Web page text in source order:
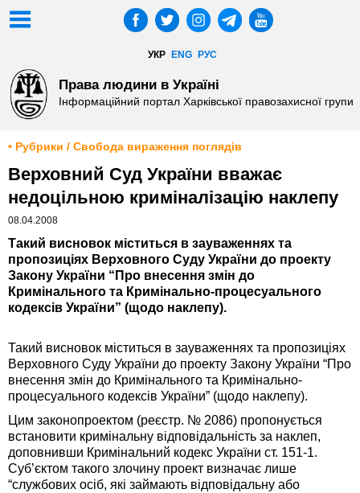
УКР ENG РУС
Права людини в Україні
Інформаційний портал Харківської правозахисної групи
• Рубрики / Свобода вираження поглядів
Верховний Суд України вважає
недоцільною криміналізацію наклепу
08.04.2008
Такий висновок міститься в зауваженнях та
пропозиціях Верховного Суду України до проекту
Закону України “Про внесення змін до
Кримінального та Кримінально-процесуального
кодексів України” (щодо наклепу).
Такий висновок міститься в зауваженнях та пропозиціях
Верховного Суду України до проекту Закону України “Про
внесення змін до Кримінального та Кримінально-
процесуального кодексів України” (щодо наклепу).
Цим законопроектом (реєстр. № 2086) пропонується
встановити кримінальну відповідальність за наклеп,
доповнивши Кримінальний кодекс України ст. 151-1.
Суб’єктом такого злочину проект визначає лише
“службових осіб, які займають відповідальну або